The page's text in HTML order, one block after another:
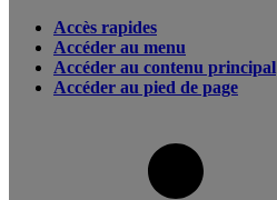
Accès rapides
Accéder au menu
Accéder au contenu principal
Accéder au pied de page